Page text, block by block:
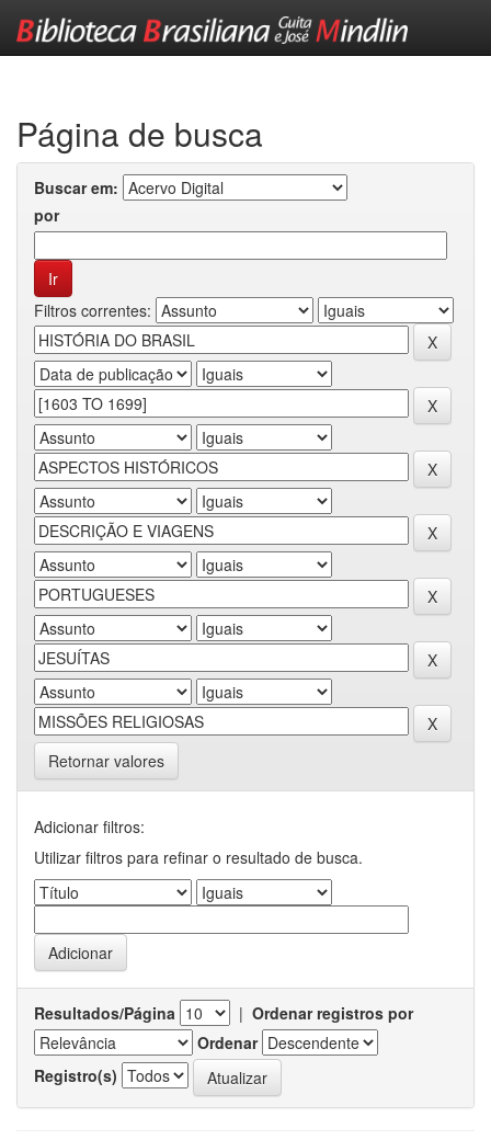
Página de busca
Buscar em:
por
Filtros correntes:
Retornar valores
Adicionar filtros:
Utilizar filtros para refinar o resultado de busca.
Resultados/Página | Ordenar registros por
Ordenar
Registro(s)